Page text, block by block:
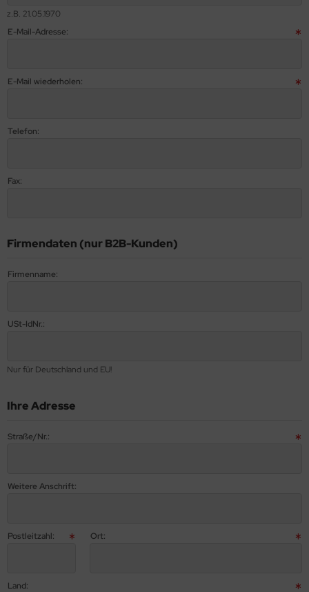
z.B. 21.05.1970
E-Mail-Adresse:
E-Mail wiederholen:
Telefon:
Fax:
Firmendaten (nur B2B-Kunden)
Firmenname:
USt-IdNr.:
Nur für Deutschland und EU!
Ihre Adresse
Straße/Nr.:
Weitere Anschrift:
Postleitzahl: Ort:
Land: